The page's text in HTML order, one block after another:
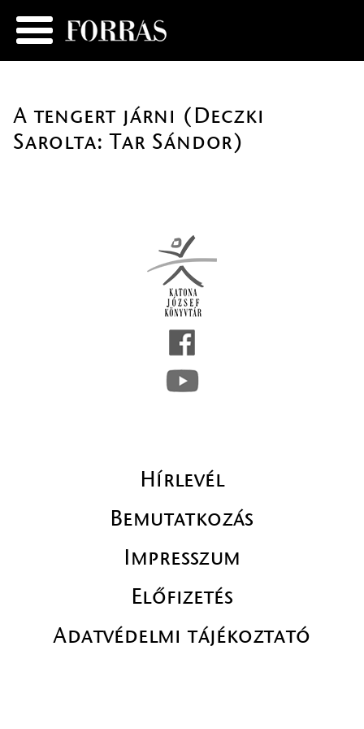
A tengert járni (Deczki
Sarolta: Tar Sándor)
Hírlevél
Bemutatkozás
Impresszum
Előfizetés
Adatvédelmi tájékoztató